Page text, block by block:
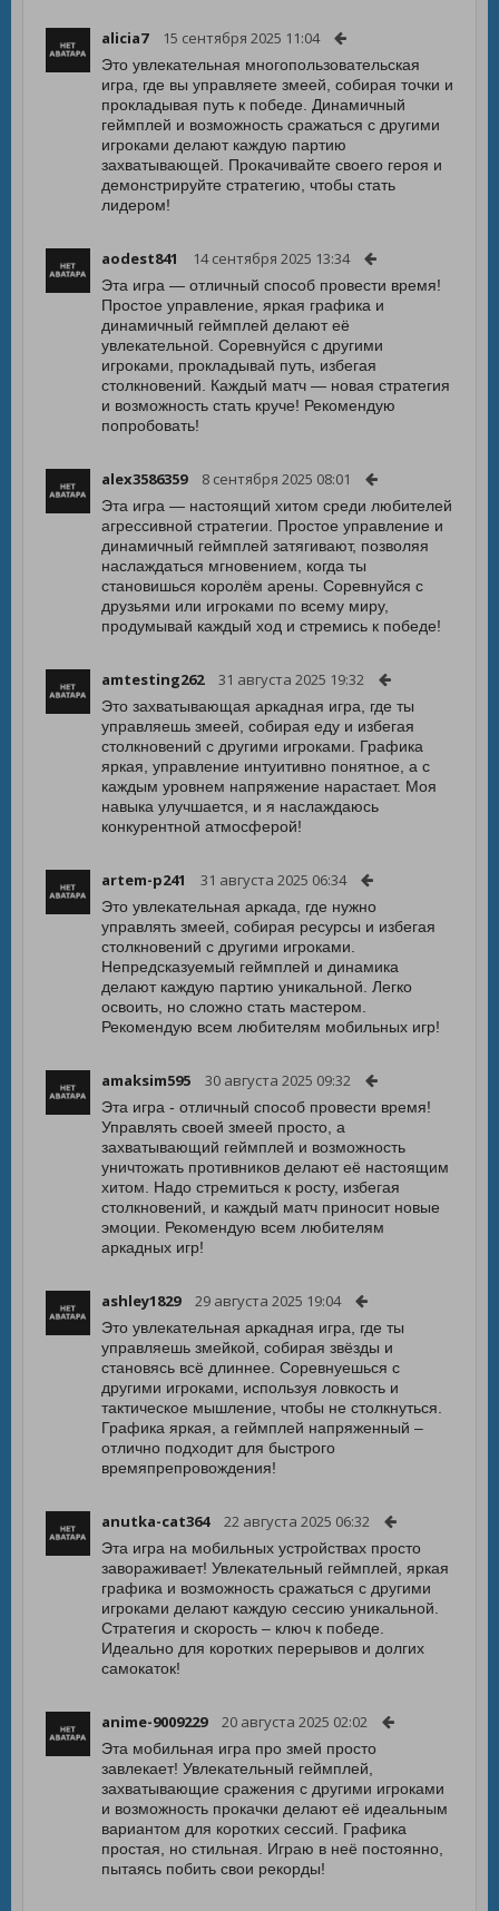
alicia7 15 сентября 2025 11:04
Это увлекательная многопользовательская
игра, где вы управляете змеей, собирая точки и
прокладывая путь к победе. Динамичный
геймплей и возможность сражаться с другими
игроками делают каждую партию
захватывающей. Прокачивайте своего героя и
демонстрируйте стратегию, чтобы стать
лидером!
aodest841 14 сентября 2025 13:34
Эта игра — отличный способ провести время!
Простое управление, яркая графика и
динамичный геймплей делают её
увлекательной. Соревнуйся с другими
игроками, прокладывай путь, избегая
столкновений. Каждый матч — новая стратегия
и возможность стать круче! Рекомендую
попробовать!
alex3586359 8 сентября 2025 08:01
Эта игра — настоящий хитом среди любителей
агрессивной стратегии. Простое управление и
динамичный геймплей затягивают, позволяя
наслаждаться мгновением, когда ты
становишься королём арены. Соревнуйся с
друзьями или игроками по всему миру,
продумывай каждый ход и стремись к победе!
amtesting262 31 августа 2025 19:32
Это захватывающая аркадная игра, где ты
управляешь змеей, собирая еду и избегая
столкновений с другими игроками. Графика
яркая, управление интуитивно понятное, а с
каждым уровнем напряжение нарастает. Моя
навыка улучшается, и я наслаждаюсь
конкурентной атмосферой!
artem-p241 31 августа 2025 06:34
Это увлекательная аркада, где нужно
управлять змеей, собирая ресурсы и избегая
столкновений с другими игроками.
Непредсказуемый геймплей и динамика
делают каждую партию уникальной. Легко
освоить, но сложно стать мастером.
Рекомендую всем любителям мобильных игр!
amaksim595 30 августа 2025 09:32
Эта игра - отличный способ провести время!
Управлять своей змеей просто, а
захватывающий геймплей и возможность
уничтожать противников делают её настоящим
хитом. Надо стремиться к росту, избегая
столкновений, и каждый матч приносит новые
эмоции. Рекомендую всем любителям
аркадных игр!
ashley1829 29 августа 2025 19:04
Это увлекательная аркадная игра, где ты
управляешь змейкой, собирая звёзды и
становясь всё длиннее. Соревнуешься с
другими игроками, используя ловкость и
тактическое мышление, чтобы не столкнуться.
Графика яркая, а геймплей напряженный –
отлично подходит для быстрого
времяпрепровождения!
anutka-cat364 22 августа 2025 06:32
Эта игра на мобильных устройствах просто
завораживает! Увлекательный геймплей, яркая
графика и возможность сражаться с другими
игроками делают каждую сессию уникальной.
Стратегия и скорость – ключ к победе.
Идеально для коротких перерывов и долгих
самокаток!
anime-9009229 20 августа 2025 02:02
Эта мобильная игра про змей просто
завлекает! Увлекательный геймплей,
захватывающие сражения с другими игроками
и возможность прокачки делают её идеальным
вариантом для коротких сессий. Графика
простая, но стильная. Играю в неё постоянно,
пытаясь побить свои рекорды!